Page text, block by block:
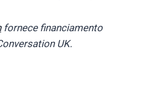
fornece financiamento
UK.